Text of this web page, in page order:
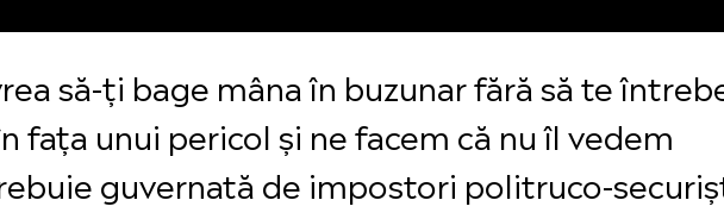
să-ți bage mâna în buzunar fără să te
fața unui pericol și ne facem că nu îl vedem
guvernată de impostori politruco-